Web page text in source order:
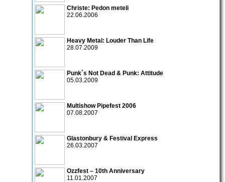
Christe: Pedon meteli
22.06.2006
Heavy Metal: Louder Than Life
28.07.2009
Punk´s Not Dead & Punk: Attitude
05.03.2009
Multishow Pipefest 2006
07.08.2007
Glastonbury & Festival Express
26.03.2007
Ozzfest – 10th Anniversary
11.01.2007